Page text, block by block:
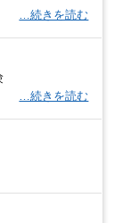
…続きを読む
…続きを読む